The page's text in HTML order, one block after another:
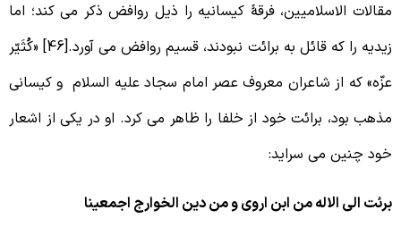
الاسلامیین، فرقۀ کیسانیه را ذیل روافض ذکر می کند؛ اما
زیدیه را که قائل به برائت نبودند، قسیم روافض می آورد.[46] «کُثَیّر
که از شاعران معروف عصر امام سجاد علیه السلام و کیسانی
بود، برائت خود از خلفا را ظاهر می کرد. او در یکی از اشعار
چنین می سراید:
الی الاله من ابن اروی و من دین الخوارج اجمعینا